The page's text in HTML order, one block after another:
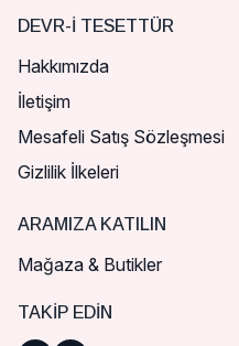
DEVR-I TESETTÜR
Hakkımızda
İletişim
Mesafeli Satış Sözleşmesi
Gizlilik İlkeleri
ARAMIZA KATILIN
Mağaza & Butikler
TAKIP EDIN